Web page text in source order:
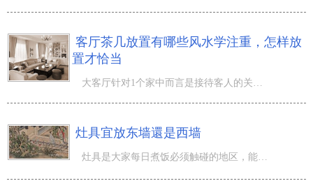
客厅茶几放置有哪些风水学注重，怎样放
置才恰当
大客厅针对1个家中而言是接待客人的关键场地，而大客厅的茶桌可以便捷放置茶叶茶和某些接待客人物件，因而
灶具宜放东墙還是西墙
灶具是大家每日煮饭必须触碰的地区，能够说成一个家里最有烟火气息的地区了。而在 风水学 学中，灶具是不可